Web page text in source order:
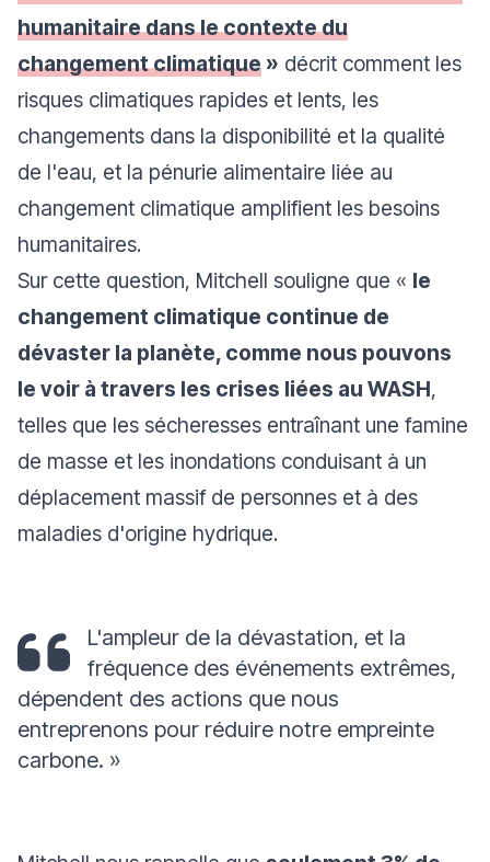
humanitaire dans le contexte du
changement climatique » décrit comment les
risques climatiques rapides et lents, les
changements dans la disponibilité et la qualité
de l'eau, et la pénurie alimentaire liée au
changement climatique amplifient les besoins
humanitaires.
Sur cette question, Mitchell souligne que « le
changement climatique continue de
dévaster la planète, comme nous pouvons
le voir à travers les crises liées au WASH,
telles que les sécheresses entraînant une famine
de masse et les inondations conduisant à un
déplacement massif de personnes et à des
maladies d'origine hydrique.
L'ampleur de la dévastation, et la
fréquence des événements extrêmes,
dépendent des actions que nous
entreprenons pour réduire notre empreinte
carbone. »